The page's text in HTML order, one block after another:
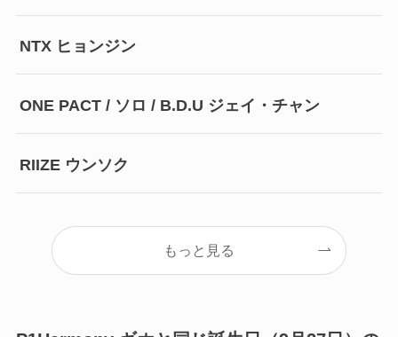
NTX ヒョンジン
ONE PACT / ソロ / B.D.U ジェイ・チャン
RIIZE ウンソク
もっと見る